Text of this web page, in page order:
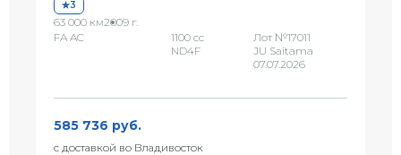
3
63 000 км2009 г.
FA AC
1100 сс
ND4F
Лот №17011
JU Saitama
07.07.2026
585 736 руб.
с доставкой во Владивосток